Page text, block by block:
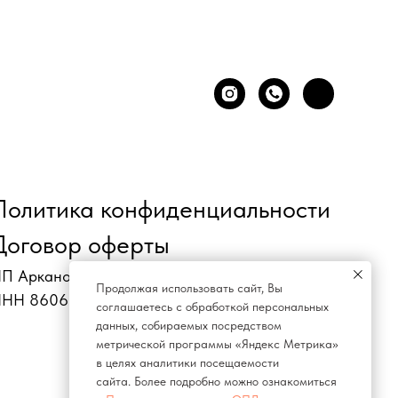
конфиденциальности
оферты
Арканова Людмила Александровна
860602033500
Продолжая использовать сайт, Вы
соглашаетесь с обработкой персональных
данных, собираемых посредством
метрической программы «Яндекс Метрика»
в целях аналитики посещаемости
сайта. Более подробно можно ознакомиться